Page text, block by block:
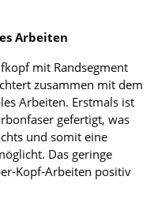
Arbeiten
mit Randsegment
zusammen mit dem
Arbeiten. Erstmals ist
gefertigt, was
und somit eine
Das geringe
Kopf-Arbeiten positiv